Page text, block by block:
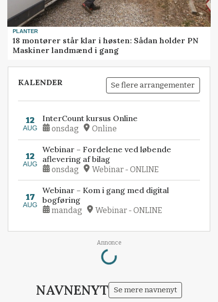
PLANTER
18 montører står klar i høsten: Sådan holder PN
Maskiner landmænd i gang
KALENDER Se flere arrangementer
12
AUG
InterCount kursus Online
onsdag Online
12
AUG
Webinar – Fordelene ved løbende
aflevering af bilag
onsdag Webinar - ONLINE
17
AUG
Webinar – Kom i gang med digital
bogføring
mandag Webinar - ONLINE
Annonce
Loading...
NAVNENYT Se mere navnenyt